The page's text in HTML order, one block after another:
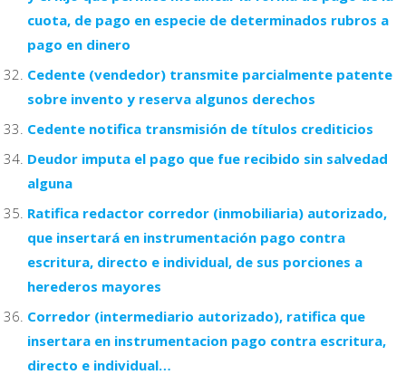
cuota, de pago en especie de determinados rubros a
pago en dinero
Cedente (vendedor) transmite parcialmente patente
sobre invento y reserva algunos derechos
Cedente notifica transmisión de títulos crediticios
Deudor imputa el pago que fue recibido sin salvedad
alguna
Ratifica redactor corredor (inmobiliaria) autorizado,
que insertará en instrumentación pago contra
escritura, directo e individual, de sus porciones a
herederos mayores
Corredor (intermediario autorizado), ratifica que
insertara en instrumentacion pago contra escritura,
directo e individual…